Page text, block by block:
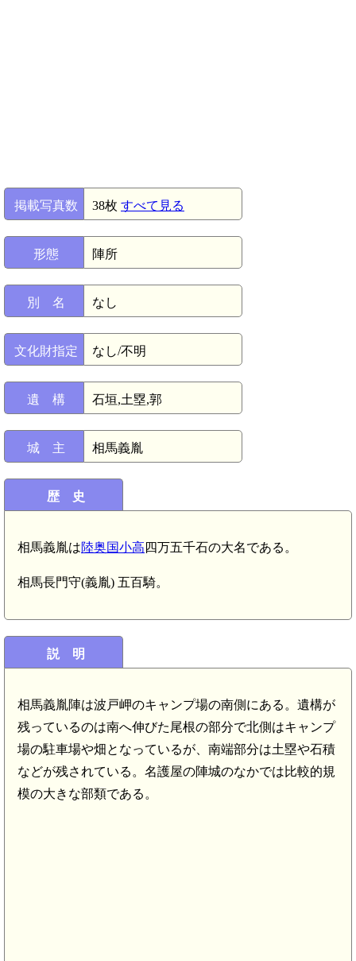
掲載写真数 38枚 すべて見る
形態 陣所
別 名 なし
文化財指定 なし/不明
遺 構 石垣,土塁,郭
城 主 相馬義胤
歴 史
相馬義胤は陸奥国小高 四万五千石の大名である。
相馬長門守(義胤) 五百騎。
説 明
相馬義胤陣は波戸岬のキャンプ場の南側にある。遺構が
残っているのは南へ伸びた尾根の部分で北側はキャンプ
場の駐車場や畑となっているが、南端部分は土塁や石積
などが残されている。名護屋の陣城のなかでは比較的規
模の大きな部類である。